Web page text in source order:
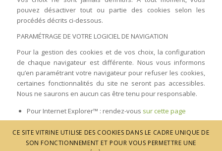
pouvez désactiver tout ou partie des cookies selon les
procédés décrits ci-dessous.
PARAMÉTRAGE DE VOTRE LOGICIEL DE NAVIGATION
Pour la gestion des cookies et de vos choix, la configuration
de chaque navigateur est différente. Nous vous informons
qu’en paramétrant votre navigateur pour refuser les cookies,
certaines fonctionnalités du site ne seront pas accessibles.
Nous ne saurons en aucun cas être tenu pour responsable.
Pour Internet Explorer™ : rendez-vous sur cette page
Pour Firefox™: rendez-vous sur cette page
CE SITE VITRINE UTILISE DES COOKIES DANS LE CADRE UNIQUE DE
SON FONCTIONNEMENT ET POUR VOUS PERMETTRE UNE